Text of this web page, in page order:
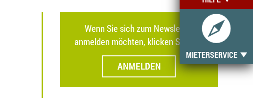
MIETERSERVICE
Wenn Sie sich zum Newsletter
anmelden möchten, klicken Sie hier.
ANMELDEN